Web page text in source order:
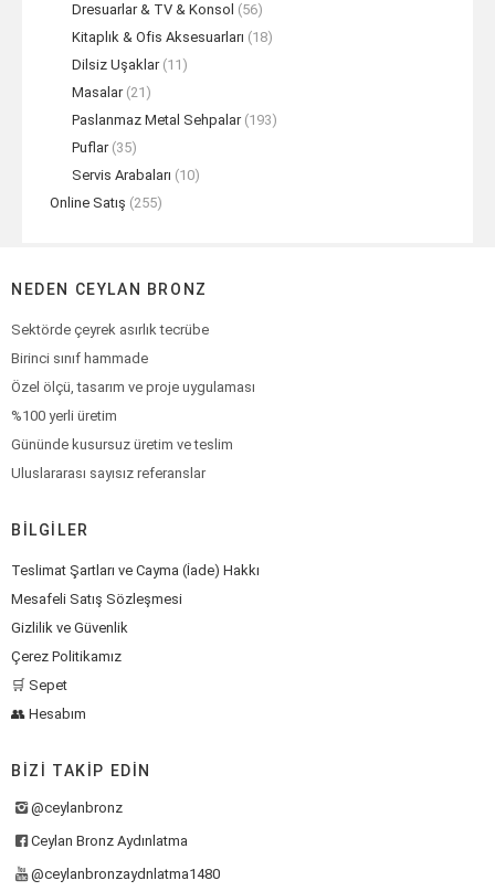
Dresuarlar & TV & Konsol (56)
Kitaplık & Ofis Aksesuarları (18)
Dilsiz Uşaklar (11)
Masalar (21)
Paslanmaz Metal Sehpalar (193)
Puflar (35)
Servis Arabaları (10)
Online Satış (255)
NEDEN CEYLAN BRONZ
Sektörde çeyrek asırlık tecrübe
Birinci sınıf hammade
Özel ölçü, tasarım ve proje uygulaması
%100 yerli üretim
Gününde kusursuz üretim ve teslim
Uluslararası sayısız referanslar
BILGILER
Teslimat Şartları ve Cayma (İade) Hakkı
Mesafeli Satış Sözleşmesi
Gizlilik ve Güvenlik
Çerez Politikamız
🛒 Sepet
👥 Hesabım
BIZI TAKIP EDIN
@ceylanbronz
Ceylan Bronz Aydınlatma
@ceylanbronzaydnlatma1480